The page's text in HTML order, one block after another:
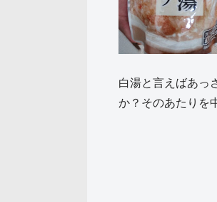
白湯と言えばあっ
か？そのあたりを